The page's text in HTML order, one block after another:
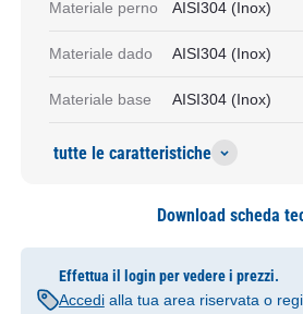
Materiale perno AISI304 (Inox)
Materiale dado AISI304 (Inox)
Materiale base AISI304 (Inox)
tutte le caratteristiche
Download scheda
Effettua il login per vedere i prezzi.
Accedialla tua area riservata o